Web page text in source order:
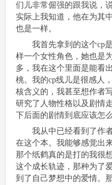
们儿非常倔强的跟我说，
实际上我知道，他在为其
也是一样。
我首先拿到的这个cp是
样一个女性角色，她也是
多，我在这个里面是能看
桃。我的cp线儿是很感人
核含义的，我甚至想作者
研究了人物性格以及剧情
下后面的剧情到底应该怎
我从中已经看到了作者
在这个本。我能够感觉出
那个纸鹤真的是打的我很
这个成长轨迹，那种为了
到了自己梦想中的爱情。